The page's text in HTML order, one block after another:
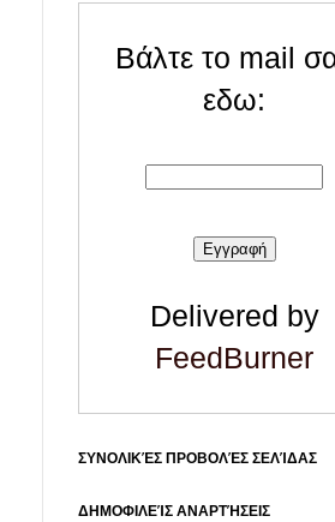
Βάλτε το mail
εδω:
Delivered by
FeedBurner
ΣΥΝΟΛΙΚΈΣ ΠΡΟΒΟΛΈΣ ΣΕΛΊΔΑΣ
ΔΗΜΟΦΙΛΕΊΣ ΑΝΑΡΤΉΣΕΙΣ